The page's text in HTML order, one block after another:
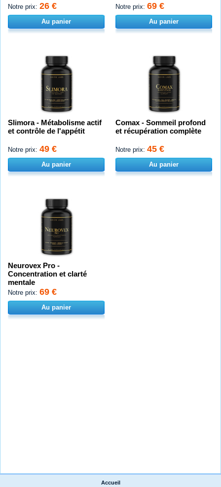
Notre prix: 26 €
Au panier
Notre prix: 69 €
Au panier
Slimora - Métabolisme actif
et contrôle de l'appétit
Notre prix: 49 €
Au panier
Comax - Sommeil profond
et récupération complète
Notre prix: 45 €
Au panier
Neurovex Pro -
Concentration et clarté
mentale
Notre prix: 69 €
Au panier
Accueil